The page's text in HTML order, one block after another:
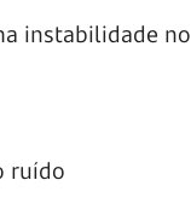
instabilidade no
ruído